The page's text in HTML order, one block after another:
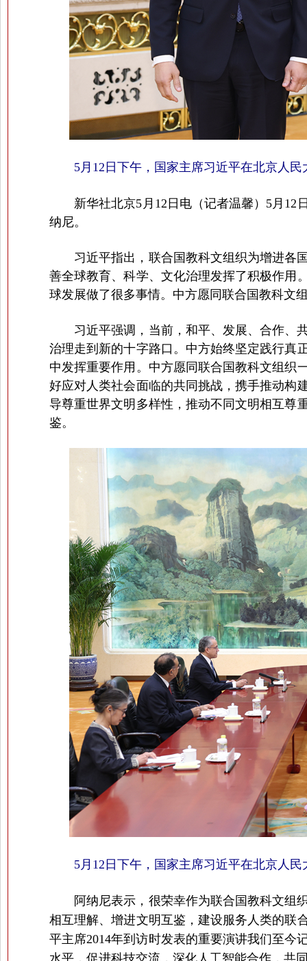
5月12日下午，国家主席习近平在北京人
新华社北京5月12日电（记者温馨）5月
纳尼。
习近平指出，联合国教科文组织为增进各国
善全球教育、科学、文化治理发挥了积极作用
球发展做了很多事情。中方愿同联合国教科文
习近平强调，当前，和平、发展、合作、共
治理走到新的十字路口。中方始终坚定践行真
中发挥重要作用。中方愿同联合国教科文组织
好应对人类社会面临的共同挑战，携手推动构
导尊重世界文明多样性，推动不同文明相互尊
鉴。
5月12日下午，国家主席习近平在北京人
阿纳尼表示，很荣幸作为联合国教科文组
相互理解、增进文明互鉴，建设服务人类的联
平主席2014年到访时发表的重要演讲我们至
水平，促进科技交流，深化人工智能合作，共